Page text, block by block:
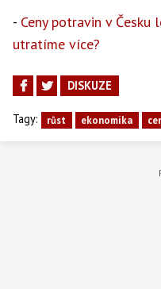
- Ceny potravin v
utratíme více?
DISKUZE
Tagy: růst ekonomika